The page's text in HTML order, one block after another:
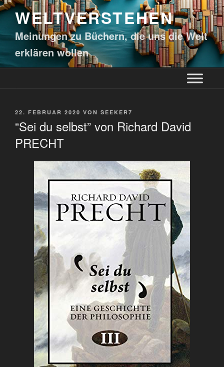
WELTVERSTEHEN
Meinungen zu Büchern, die uns die Welt
erklären wollen
22. FEBRUAR 2020 VON SEEKER7
“Sei du selbst” von Richard David
PRECHT